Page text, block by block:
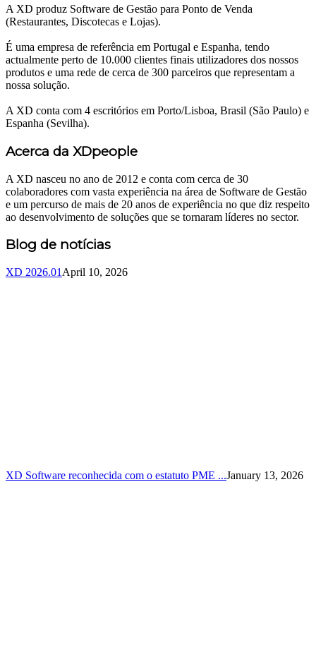
A XD produz Software de Gestão para Ponto de Venda
(Restaurantes, Discotecas e Lojas).
É uma empresa de referência em Portugal e Espanha, tendo
actualmente perto de 10.000 clientes finais utilizadores dos nossos
produtos e uma rede de cerca de 300 parceiros que representam a
nossa solução.
A XD conta com 4 escritórios em Porto/Lisboa, Brasil (São Paulo) e
Espanha (Sevilha).
Acerca da XDpeople
A XD nasceu no ano de 2012 e conta com cerca de 30
colaboradores com vasta experiência na área de Software de Gestão
e um percurso de mais de 20 anos de experiência no que diz respeito
ao desenvolvimento de soluções que se tornaram líderes no sector.
Blog de notícias
XD 2026.01 April 10, 2026
XD Software reconhecida com o estatuto PME ...January 13, 2026